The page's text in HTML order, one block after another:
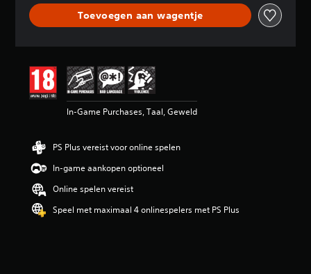
e
o
e
i
Toevoegen aan wagentje
In-Game Purchases, Taal, Geweld
PS Plus vereist voor online spelen
In-game aankopen optioneel
Online spelen vereist
Speel met maximaal 4 onlinespelers met PS Plus